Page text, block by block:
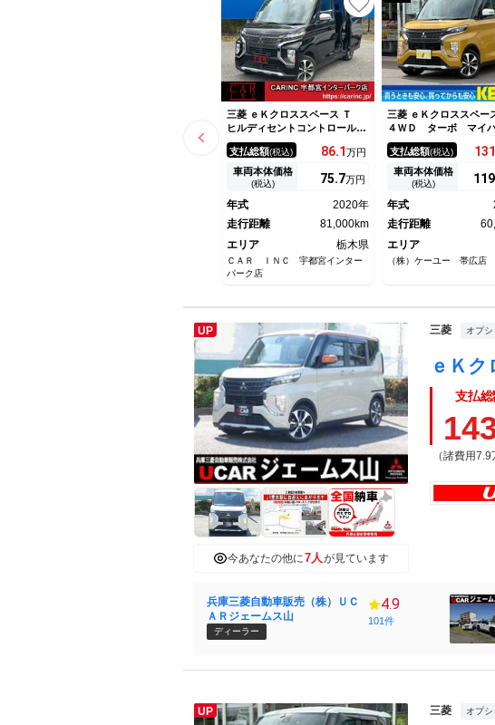
三菱 ｅＫクロススペース Ｔ
ヒルディセントコントロール
社外ナビ Ｂｌｕｅｔｏｏｔｈ
オーディオ フルセグＴＶ パ
ドルシフト 電動スライドド
ア シートヒーター ＬＥＤヘ
ーキ レーンアシスト
支払総額(税込) 86.1万円
車両本体価格
(税込) 75.7万円
年式
2020年
走行距離
81,000km
エリア
栃木県
ＣＡＲ ＩＮＣ 宇都宮インター
パーク店
三菱 ｅＫクロススペー
４ＷＤ ターボ マイ
ト プレミアムインテ
煙 ９インチＳＤナビ
アラウンドモニター フ
ＴＶ Ｂｌｕｅｔｏｏ
インナーミラー ＥＴ
レコ レーダークルコ
支払総額(税込)
車両本体価格
(税込)
年式
走行距離
エリア
（株）ケーユー 帯広店
UP
今あなたの他に7人 が見ています
三菱 オプシ
支払総
（諸費用7.9
兵庫三菱自動車販売（株）ＵＣ
ＡＲジェームス山
ディーラー
4.9
101件
UP 三菱 オプシ